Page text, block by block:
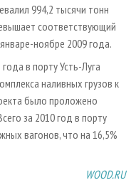
994,2 тысячи тонн
соответствующий
ноябре 2009 года.
в порту Усть-Луга
наливных грузов к
было проложено
за 2010 год в порту
вагонов, что на 16,5%
WOOD.RU